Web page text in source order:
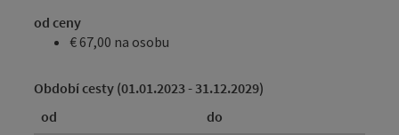
od ceny
€ 67,00 na osobu
Období cesty (01.01.2023 - 31.12.2029)
od
do